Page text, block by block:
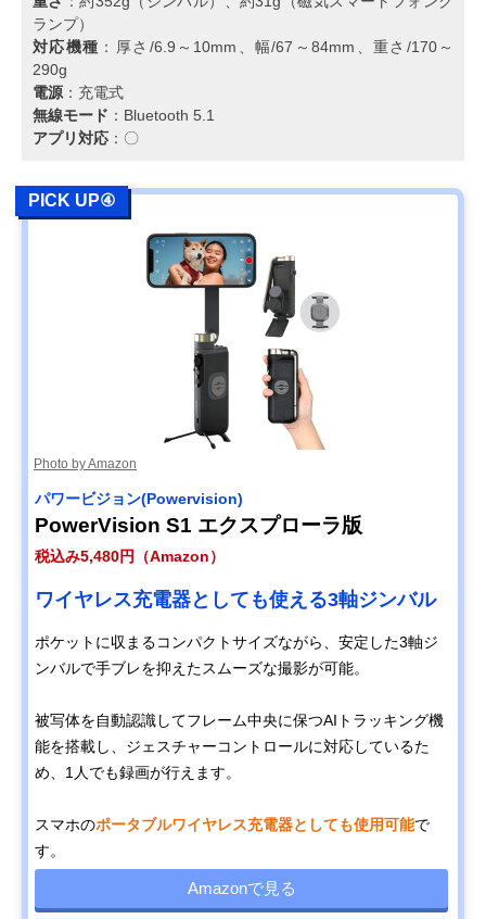
ランプ）
対応機種 ：厚さ/6.9～10mm、幅/67～84mm、重さ/170～
290g
電源 ：充電式
無線モード ：Bluetooth 5.1
アプリ対応 ：〇
PICK UP④
Photo by Amazon
パワービジョン(Powervision)
PowerVision S1 エクスプローラ版
税込み5,480円（Amazon）
ワイヤレス充電器としても使える3軸ジンバル
ポケットに収まるコンパクトサイズながら、安定した3軸ジ
ンバルで手ブレを抑えたスムーズな撮影が可能。
被写体を自動認識してフレーム中央に保つAIトラッキング機
能を搭載し、ジェスチャーコントロールに対応しているた
め、1人でも録画が行えます。
スマホのポータブルワイヤレス充電器としても使用可能で
す。
Amazonで見る